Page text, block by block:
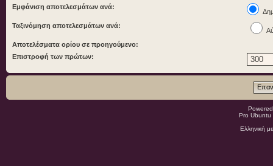
Εμφάνιση αποτελεσμάτων ανά:
Ταξινόμηση αποτελεσμάτων ανά:
Αποτελέσματα ορίου σε προηγούμενο:
Επιστροφή των πρώτων:
Pro
Ελληνική